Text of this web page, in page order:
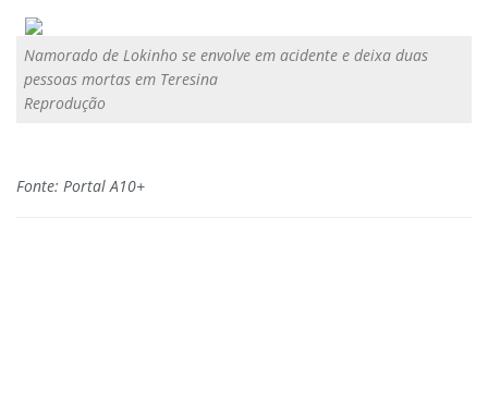
Namorado de Lokinho se envolve em acidente e deixa duas
pessoas mortas em Teresina
Reprodução
Fonte: Portal A10+